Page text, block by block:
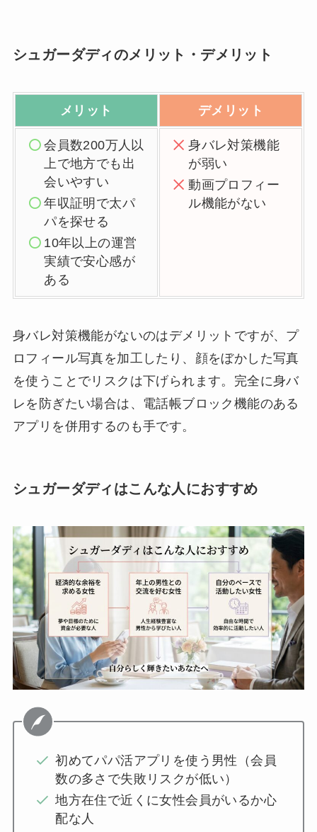
シュガーダディのメリット・デメリット
メリット デメリット
会員数200万人以
上で地方でも出
会いやすい
年収証明で太パ
パを探せる
10年以上の運営
実績で安心感が
ある
身バレ対策機能
が弱い
動画プロフィー
ル機能がない
身バレ対策機能がないのはデメリットですが、プ
ロフィール写真を加工したり、顔をぼかした写真
を使うことでリスクは下げられます。完全に身バ
レを防ぎたい場合は、電話帳ブロック機能のある
アプリを併用するのも手です。
シュガーダディはこんな人におすすめ
初めてパパ活アプリを使う男性（会員
数の多さで失敗リスクが低い）
地方在住で近くに女性会員がいるか心
配な人